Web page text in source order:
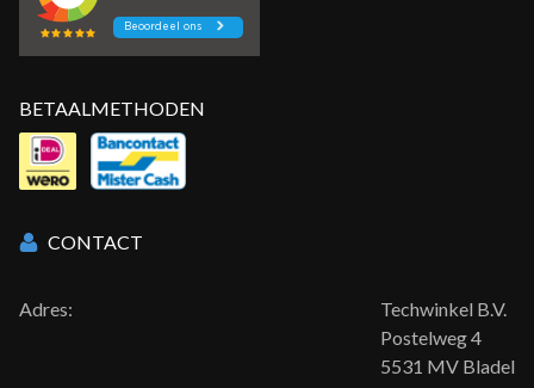
BETAALMETHODEN
CONTACT
Adres:
Techwinkel B.V.
Postelweg 4
5531 MV Bladel